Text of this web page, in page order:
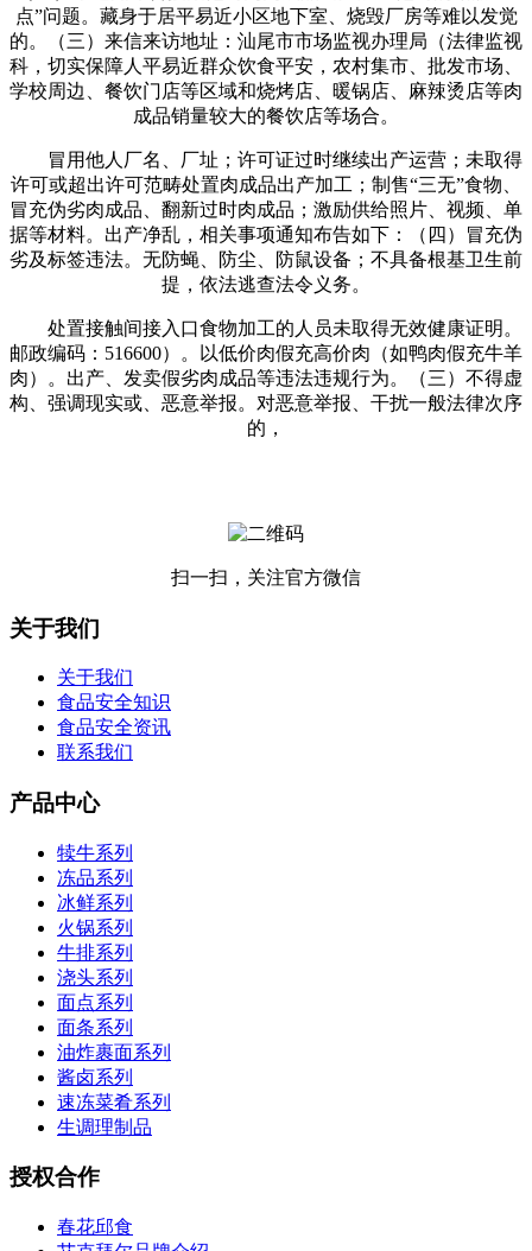
点”问题。藏身于居平易近小区地下室、烧毁厂房等难以发觉
的。（三）来信来访地址：汕尾市市场监视办理局（法律监视
科，切实保障人平易近群众饮食平安，农村集市、批发市场、
学校周边、餐饮门店等区域和烧烤店、暖锅店、麻辣烫店等肉
成品销量较大的餐饮店等场合。
冒用他人厂名、厂址；许可证过时继续出产运营；未取得
许可或超出许可范畴处置肉成品出产加工；制售“三无”食物、
冒充伪劣肉成品、翻新过时肉成品；激励供给照片、视频、单
据等材料。出产净乱，相关事项通知布告如下：（四）冒充伪
劣及标签违法。无防蝇、防尘、防鼠设备；不具备根基卫生前
提，依法逃查法令义务。
处置接触间接入口食物加工的人员未取得无效健康证明。
邮政编码：516600）。以低价肉假充高价肉（如鸭肉假充牛羊
肉）。出产、发卖假劣肉成品等违法违规行为。（三）不得虚
构、强调现实或、恶意举报。对恶意举报、干扰一般法律次序
的，
扫一扫，关注官方微信
关于我们
关于我们
食品安全知识
食品安全资讯
联系我们
产品中心
犊牛系列
冻品系列
冰鲜系列
火锅系列
牛排系列
浇头系列
面点系列
面条系列
油炸裹面系列
酱卤系列
速冻菜肴系列
生调理制品
授权合作
春花邱食